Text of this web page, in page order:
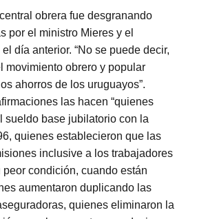
obrera fue desgranando
por el ministro Mieres y el
día anterior. “No se puede decir,
movimiento obrero y popular
ahorros de los uruguayos”.
las hacen “quienes
sueldo base jubilatorio con la
quienes establecieron que las
inclusive a los trabajadores
condición, cuando están
aumentaron duplicando las
quienes eliminaron la